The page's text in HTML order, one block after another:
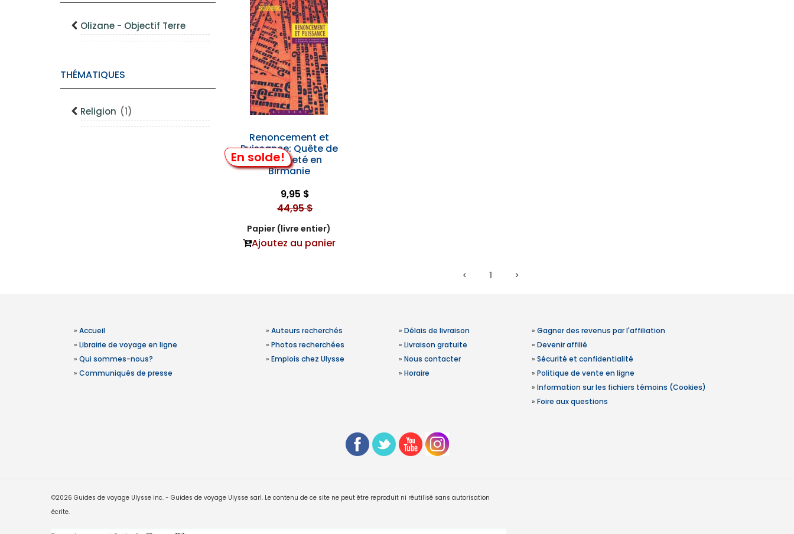
Olizane - Objectif Terre
THÉMATIQUES
Religion (1)
En solde!
Renoncement et
Puissance: Quête de
la Sainteté en
Birmanie
9,95 $
44,95 $
Papier (livre entier)
Ajoutez au panier
1
» Accueil
» Librairie de voyage en ligne
» Qui sommes-nous?
» Communiqués de presse
» Auteurs recherchés
» Photos recherchées
» Emplois chez Ulysse
» Délais de livraison
» Livraison gratuite
» Nous contacter
» Horaire
» Gagner des revenus par l'affiliation
» Devenir affilié
» Sécurité et confidentialité
» Politique de vente en ligne
» Information sur les fichiers témoins (Cookies)
» Foire aux questions
©2026 Guides de voyage Ulysse inc. - Guides de voyage Ulysse sarl. Le contenu de ce site ne peut être reproduit ni réutilisé sans autorisation
écrite.